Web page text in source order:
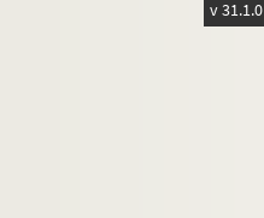
v 31.1.0